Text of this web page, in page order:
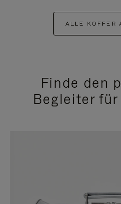
ALLE KOFFER
Finde den
Begleiter für